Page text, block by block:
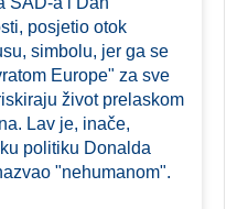
posjetio otok
simbolu, jer ga se
Europe" za sve
život prelaskom
Lav je, inače,
politiku Donalda
"nehumanom".